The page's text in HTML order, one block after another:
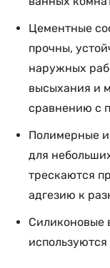
Цементные
прочны,
наружных
высыхания и
сравнению с
Полимерные
для
трескаются
адгезию к
Силиконовые
используются